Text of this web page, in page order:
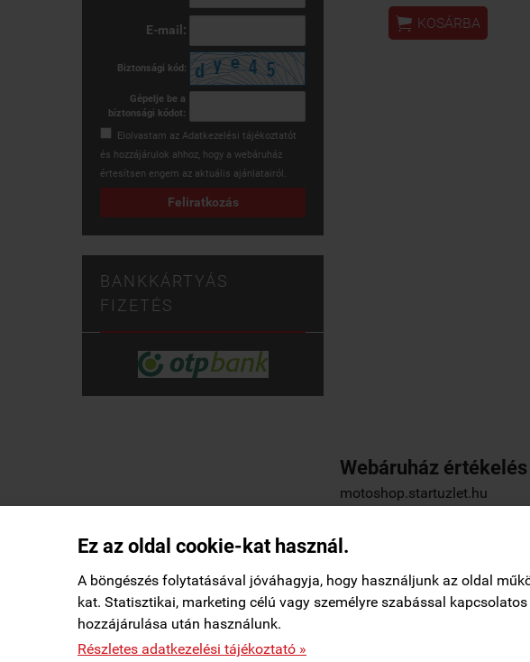
Ez az oldal cookie-kat használ.
A böngészés folytatásával jóváhagyja, hogy használjunk az oldal
kat. Statisztikai, marketing célú vagy személyre szabással
hozzájárulása után használunk.
Részletes adatkezelési tájékoztató »
E-mail:
Biztonsági kód:
Gépelje be a
biztonsági kódot:
Elolvastam az Adatkezelési tájékoztatót
és hozzájárulok ahhoz, hogy a webáruház
értesítsen engem az aktuális ajánlatairól.
Feliratkozás
BANKKÁRTYÁS
FIZETÉS
 KOSÁRBA
Webáruház értékelés
motoshop.startuzlet.hu
Elállás a szerződéstől|Barion|Kezdőlap|Regisztráció|
motoshop.startuzlet.hu - SB Motoralkatrész Kft.
Korcz Mosonmagyaróvár településről
Vásárolt a webáruházban
58 perccel ezelőtt StartÜzlet által hitelesítve